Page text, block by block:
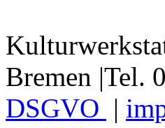
Bremen |Tel.
DSGVO |